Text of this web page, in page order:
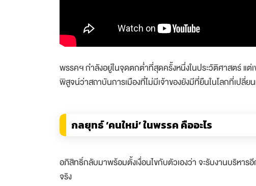
พรรคฯ กำลังอยู่ในจุดตกต่ำที่สุดครั้งหนึ่งในประวัติศาสตร์ แ
พิสูจน์ว่าสถาบันการเมืองที่ไม่มีเจ้าของยังมีที่ยืนในโลกที่เปลี่ย
กลยุทธ์ ‘คนใหม่’ ในพรรค คืออะไร
อภิสิทธิ์กลับมาพร้อมตั้งเงื่อนไขกับตัวเองว่า จะรับงานบริหาร
จริง